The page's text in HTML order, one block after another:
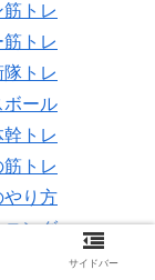
トレ
トレ
隊トレ
ボール
トレ
トレ
やり方
ニング
ュー
サイドバー